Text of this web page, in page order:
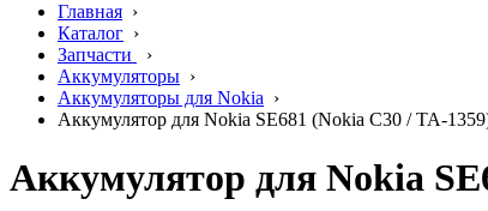
Главная ›
Каталог ›
Запчасти
›
Аккумуляторы ›
Аккумуляторы для Nokia ›
Аккумулятор для Nokia SE681 (Nokia C30 / TA-
Аккумулятор для Nokia